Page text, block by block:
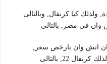
ولذلك كيا كرنفال, وبالتالى
وان في مصر, بالتالى
فان اتش وان بارخص سعر,
22, بالتالى